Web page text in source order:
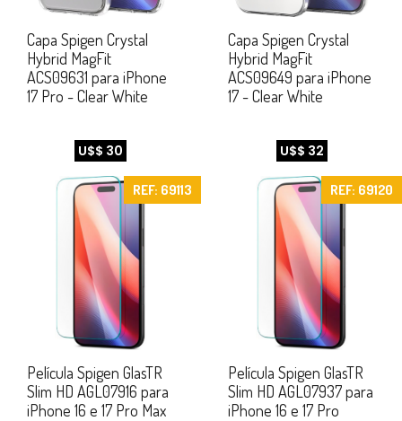
Capa Spigen Crystal
Hybrid MagFit
ACS09631 para iPhone
17 Pro - Clear White
U$$ 30
Capa Spigen Crystal
Hybrid MagFit
ACS09649 para iPhone
17 - Clear White
U$$ 32
REF: 69113
Película Spigen GlasTR
Slim HD AGL07916 para
iPhone 16 e 17 Pro Max
REF: 69120
Película Spigen GlasTR
Slim HD AGL07937 para
iPhone 16 e 17 Pro